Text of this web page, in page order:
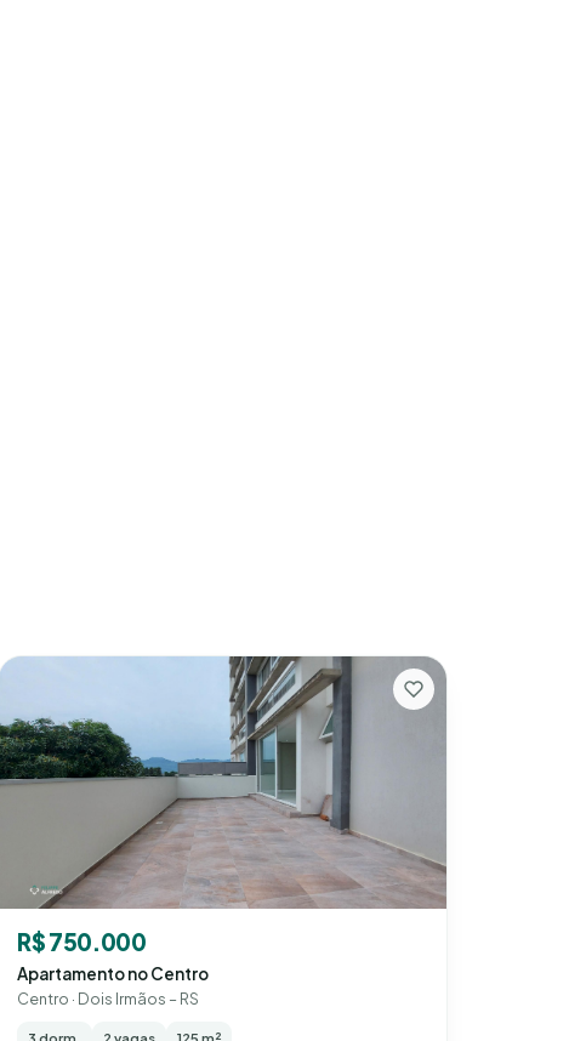
R$ 750.000
Apartamento no Centro
Centro · Dois Irmãos – RS